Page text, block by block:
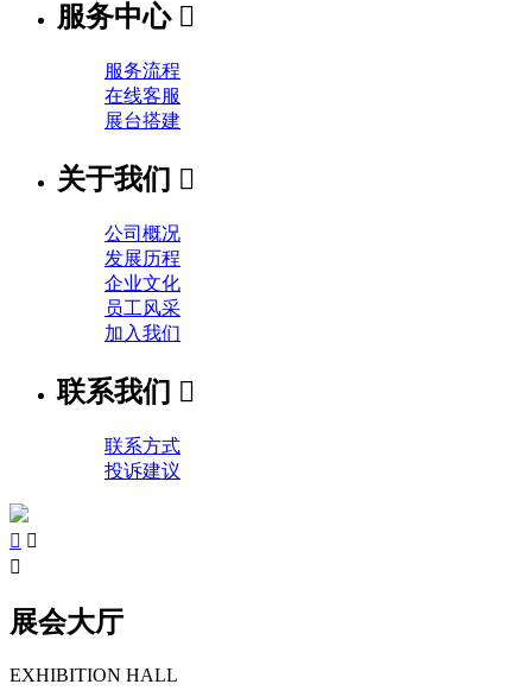
服务中心 
服务流程
在线客服
展台搭建
关于我们 
公司概况
发展历程
企业文化
员工风采
加入我们
联系我们 
联系方式
投诉建议
 

展会大厅
EXHIBITION HALL